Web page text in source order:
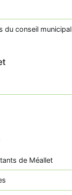
du conseil municipal
de Méallet